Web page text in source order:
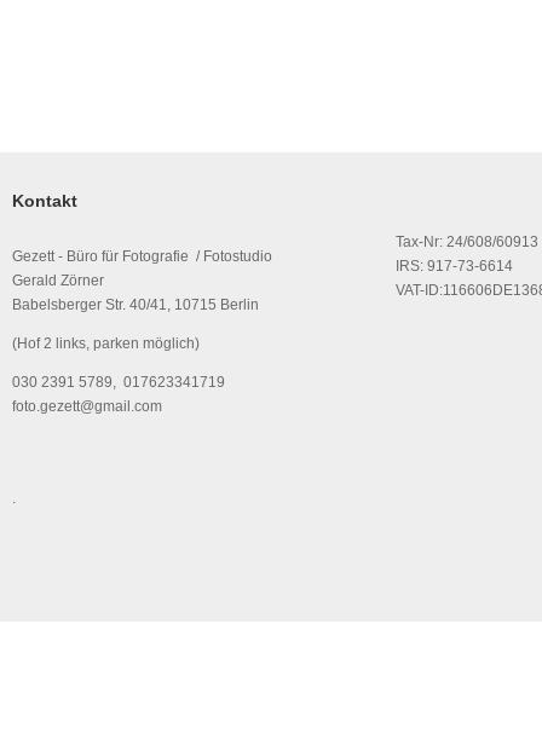
Kontakt
Gezett - Büro für Fotografie / Fotostudio
Gerald Zörner
Babelsberger Str. 40/41, 10715 Berlin
(Hof 2 links, parken möglich)
030 2391 5789, 017623341719
foto.gezett@gmail.com
Tax-Nr: 24/608/60913
IRS: 917-73-6614
VAT-
.